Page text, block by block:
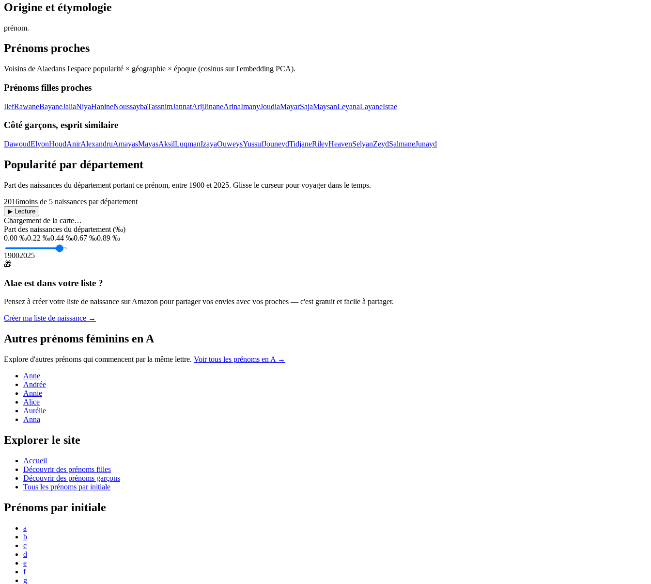
Origine et étymologie
prénom.
Prénoms proches
Voisins de Alaedans l'espace popularité × géographie × époque (cosinus sur l'embedding PCA).
Prénoms filles proches
IlefRawaneBayaneJaliaNiyaHanineNoussaybaTassnimJannatArijJinaneArinaImanyJoudiaMayarSajaMaysanLeyanaLayaneIsrae
Côté garçons, esprit similaire
DawoudElyonHoudAnirAlexandruAmayasMayasAksilLuqmanIzayaOuweysYussufJouneydTidjaneRileyHeavenSelyanZeydSalmaneJunayd
Popularité par département
Part des naissances du département portant ce prénom, entre 1900 et 2025. Glisse le curseur pour voyager dans le temps.
2016moins de 5 naissances par département
▶ Lecture
Chargement de la carte…
Part des naissances du département (‰)
0.00 ‰0.22 ‰0.44 ‰0.67 ‰0.89 ‰
19002025
🎁
Alae est dans votre liste ?
Pensez à créer votre liste de naissance sur Amazon pour partager vos envies avec vos proches — c'est gratuit et facile à partager.
Créer ma liste de naissance →
Autres prénoms féminins enA
Explore d'autres prénoms qui commencent par la même lettre. Voir tous les prénoms en A →
Anne
Andrée
Annie
Alice
Aurélie
Anna
Explorer le site
Accueil
Découvrir des prénoms filles
Découvrir des prénoms garçons
Tous les prénoms par initiale
Prénoms par initiale
a
b
c
d
e
f
g